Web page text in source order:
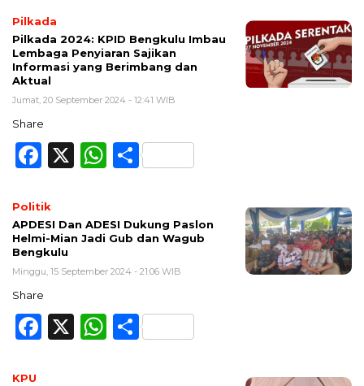
Pilkada
Pilkada 2024: KPID Bengkulu Imbau
Lembaga Penyiaran Sajikan
Informasi yang Berimbang dan
Aktual
Jumat, 20 September 2024 - 12:41 WIB
Share
Facebook
X WhatsApp
Share
Politik
APDESI Dan ADESI Dukung Paslon
Helmi-Mian Jadi Gub dan Wagub
Bengkulu
Minggu, 15 September 2024 - 21:06 WIB
Share
Facebook
X WhatsApp
Share
KPU